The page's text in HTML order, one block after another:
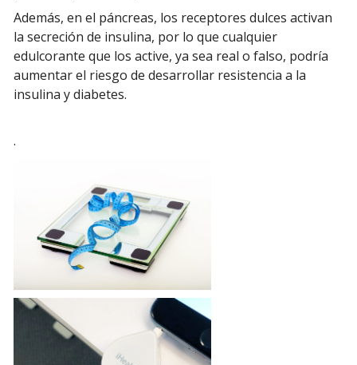
Además, en el páncreas, los receptores dulces activan
la secreción de insulina, por lo que cualquier
edulcorante que los active, ya sea real o falso, podría
aumentar el riesgo de desarrollar resistencia a la
insulina y diabetes.
.